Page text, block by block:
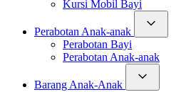
Kursi Mobil Bayi
Perabotan Anak-anak
Perabotan Bayi
Perabotan Anak-anak
Barang Anak-Anak